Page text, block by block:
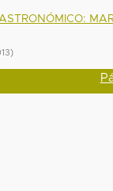
)